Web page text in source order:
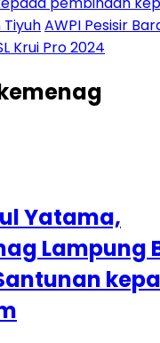
AWPI Pesisir
Krui Pro 2024
Yatama,
Lampung